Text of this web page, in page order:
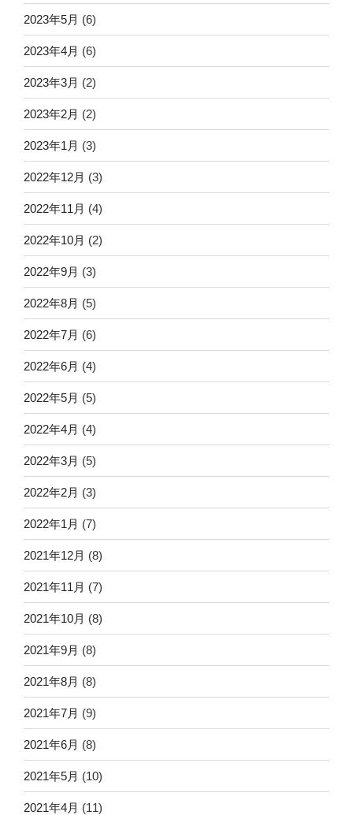
2023年5月 (6)
2023年4月 (6)
2023年3月 (2)
2023年2月 (2)
2023年1月 (3)
2022年12月 (3)
2022年11月 (4)
2022年10月 (2)
2022年9月 (3)
2022年8月 (5)
2022年7月 (6)
2022年6月 (4)
2022年5月 (5)
2022年4月 (4)
2022年3月 (5)
2022年2月 (3)
2022年1月 (7)
2021年12月 (8)
2021年11月 (7)
2021年10月 (8)
2021年9月 (8)
2021年8月 (8)
2021年7月 (9)
2021年6月 (8)
2021年5月 (10)
2021年4月 (11)